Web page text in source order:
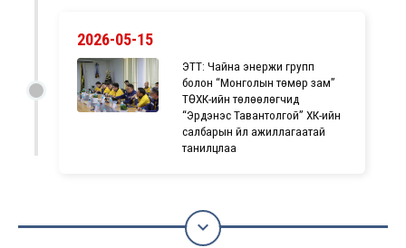
2026-05-15
ЭТТ: Чайна энержи групп
болон “Монголын төмөр зам”
ТӨХК-ийн төлөөлөгчид
“Эрдэнэс Тавантолгой” ХК-ийн
салбарын үйл ажиллагаатай
танилцлаа
